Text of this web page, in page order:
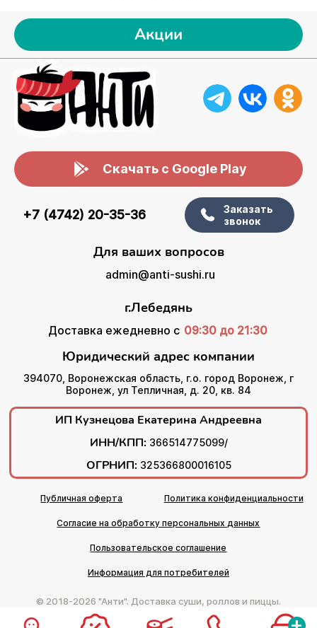
Акции
Скачать с Google Play
+7 (4742) 20-35-36
Заказать
звонок
Для ваших вопросов
admin@anti-sushi.ru
г.Лебедянь
Доставка ежедневно с 09:30 до 21:30
Юридический адрес компании
394070, Воронежская область, г.о. город Воронеж, г
Воронеж, ул Тепличная, д. 20, кв. 84
ИП Кузнецова Екатерина Андреевна
ИНН/КПП: 366514775099/
ОГРНИП: 325366800016105
Публичная оферта Политика конфиденциальности
Согласие на обработку персональных данных
Пользовательское соглашение
Информация для потребителей
© 2018-2026 "Анти". Доставка суши, роллов и пиццы.